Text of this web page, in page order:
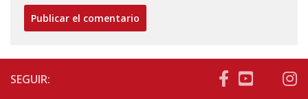
SEGUIR: